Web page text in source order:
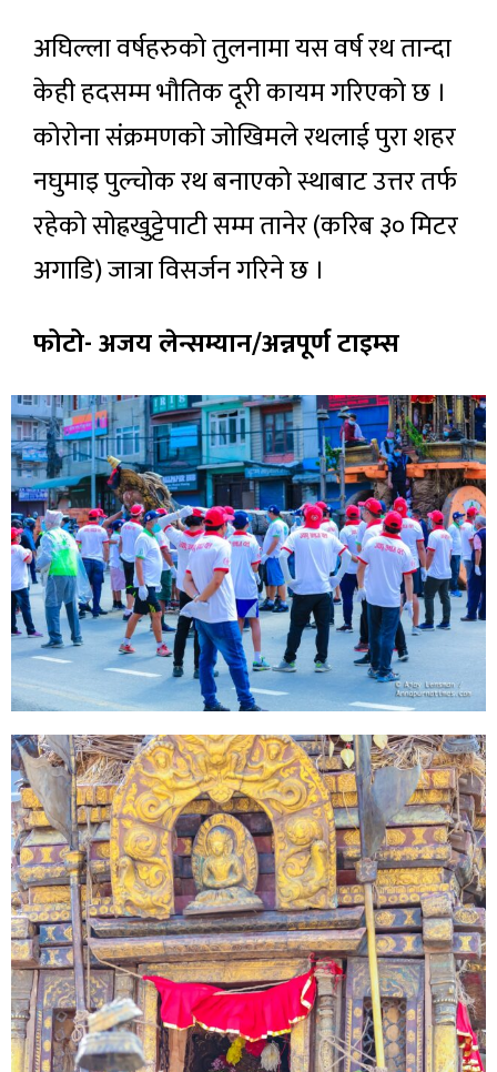
अघिल्ला वर्षहरुको तुलनामा यस वर्ष रथ तान्दा
केही हदसम्म भौतिक दूरी कायम गरिएको छ ।
कोरोना संक्रमणको जोखिमले रथलाई पुरा शहर
नघुमाइ पुल्चोक रथ बनाएको स्थाबाट उत्तर तर्फ
रहेको सोह्रखुट्टेपाटी सम्म तानेर (करिब ३० मिटर
अगाडि) जात्रा विसर्जन गरिने छ ।
फोटो- अजय लेन्सम्यान/अन्नपूर्ण टाइम्स